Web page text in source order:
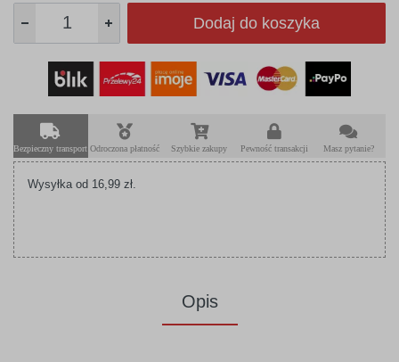
Dodaj do koszyka
Bezpieczny transport Odroczona płatność Szybkie zakupy Pewność transakcji Masz pytanie?
Wysyłka od 16,99 zł.
Opis